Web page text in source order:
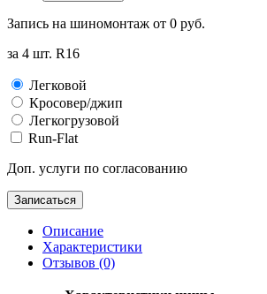
Запись на шиномонтаж от 0 руб.
за 4 шт. R16
Легковой
Кросовер/джип
Легкогрузовой
Run-Flat
Доп. услуги по согласованию
Записаться
Описание
Характеристики
Отзывов (0)